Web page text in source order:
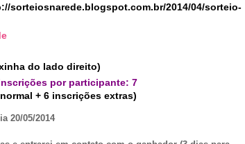
sorteiosnarede.blogspot.com.br/2014/04/sorteio-
do lado direito)
por participante: 7
+ 6 inscrições extras)
20/05/2014